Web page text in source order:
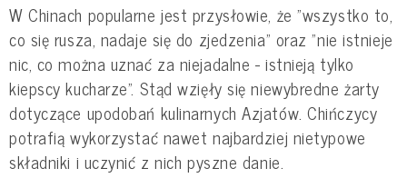
W Chinach popularne jest przysłowie, że "wszystko to,
co się rusza, nadaje się do zjedzenia" oraz "nie istnieje
nic, co można uznać za niejadalne - istnieją tylko
kiepscy kucharze". Stąd wzięły się niewybredne żarty
dotyczące upodobań kulinarnych Azjatów. Chińczycy
potrafią wykorzystać nawet najbardziej nietypowe
składniki i uczynić z nich pyszne danie.